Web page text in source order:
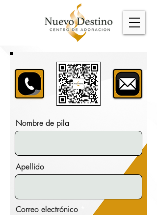
Nombre de pila
Apellido
Correo electrónico